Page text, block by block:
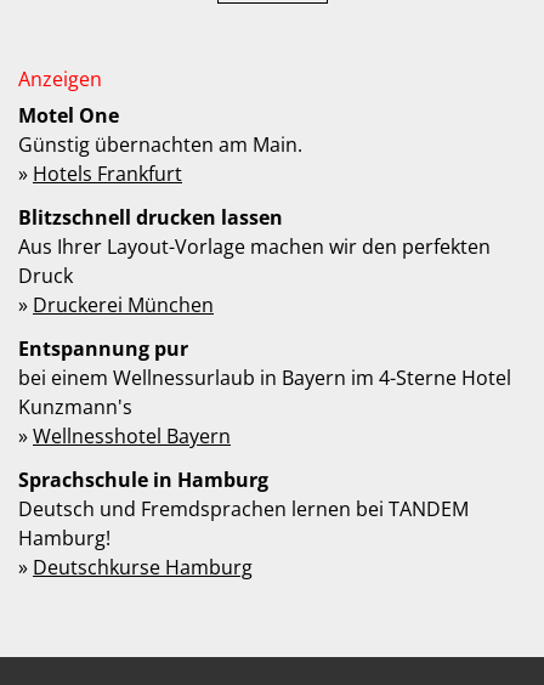
Motel One
Günstig übernachten am Main.
» Hotels Frankfurt
Blitzschnell drucken lassen
Aus Ihrer Layout-Vorlage machen wir den perfekten
Druck
» Druckerei München
Entspannung pur
bei einem Wellnessurlaub in Bayern im 4-Sterne Hotel
Kunzmann's
»Wellnesshotel Bayern
Sprachschule in Hamburg
Deutsch und Fremdsprachen lernen bei TANDEM
Hamburg!
» Deutschkurse Hamburg